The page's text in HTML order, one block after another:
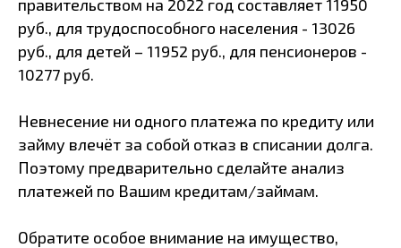
правительством на 2022 год составляет 11950
руб., для трудоспособного населения - 13026
руб., для детей – 11952 руб., для пенсионеров -
10277 руб.
Невнесение ни одного платежа по кредиту или
займу влечёт за собой отказ в списании долга.
Поэтому предварительно сделайте анализ
платежей по Вашим кредитам/займам.
Обратите особое внимание на имущество,